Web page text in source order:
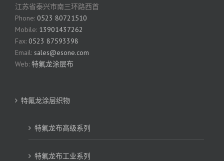
江苏省泰兴市南三环路西首
Phone: 0523 80721510
Mobile: 13901437262
Fax: 0523 87593398
Email: sales@esone.com
Web: 特氟龙涂层布
特氟龙涂层织物
特氟龙布高级系列
特氟龙布工业系列